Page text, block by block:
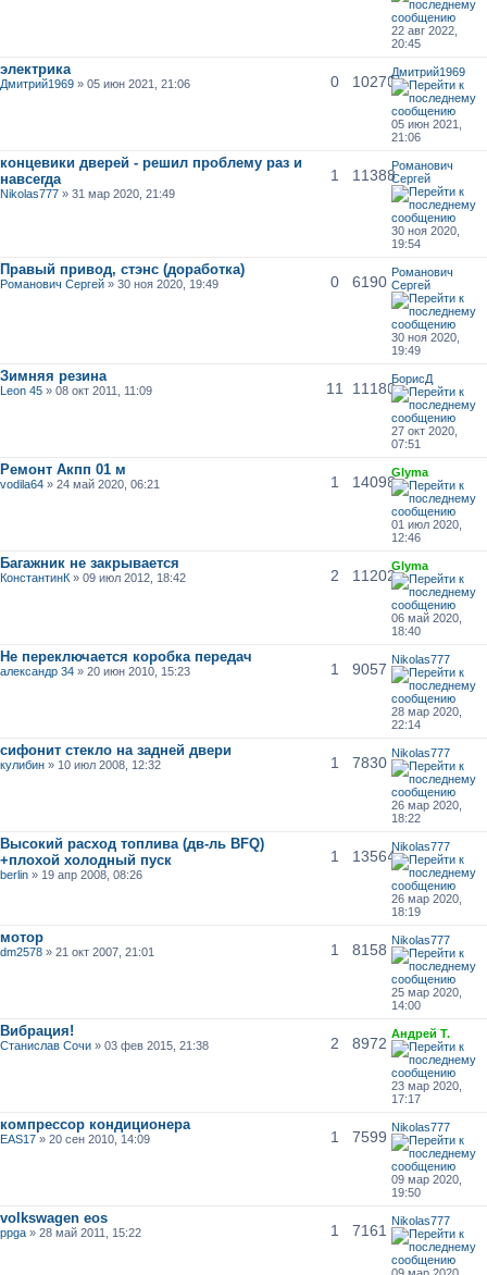
22 авг 2022,
20:45
электрика
Дмитрий1969 » 05 июн 2021, 21:06 0 10270
Дмитрий1969
05 июн 2021,
21:06
концевики дверей - решил проблему раз и
навсегда
Nikolas777 » 31 мар 2020, 21:49
1 11388
Романович
Сергей
30 ноя 2020,
19:54
Правый привод, стэнс (доработка)
Романович Сергей » 30 ноя 2020, 19:49 0 6190
Романович
Сергей
30 ноя 2020,
19:49
Зимняя резина
Leon 45 » 08 окт 2011, 11:09 11 11180
БорисД
27 окт 2020,
07:51
Ремонт Акпп 01 м
vodila64 » 24 май 2020, 06:21 1 14098
Glyma
01 июл 2020,
12:46
Багажник не закрывается
КонстантинК » 09 июл 2012, 18:42 2 11202
Glyma
06 май 2020,
18:40
Не переключается коробка передач
александр 34 » 20 июн 2010, 15:23 1 9057
Nikolas777
28 мар 2020,
22:14
сифонит стекло на задней двери
кулибин » 10 июл 2008, 12:32 1 7830
Nikolas777
26 мар 2020,
18:22
Высокий расход топлива (дв-ль BFQ)
+плохой холодный пуск
berlin » 19 апр 2008, 08:26
1 13564
Nikolas777
26 мар 2020,
18:19
мотор
dm2578 » 21 окт 2007, 21:01 1 8158
Nikolas777
25 мар 2020,
14:00
Вибрация!
Станислав Сочи » 03 фев 2015, 21:38 2 8972
Андрей Т.
23 мар 2020,
17:17
компрессор кондиционера
EAS17 » 20 сен 2010, 14:09 1 7599
Nikolas777
09 мар 2020,
19:50
volkswagen eos
ppga » 28 май 2011, 15:22 1 7161
Nikolas777